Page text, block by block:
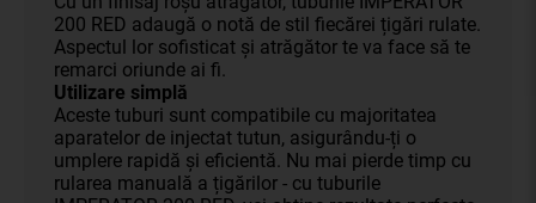
200 RED adaugă o notă de stil fiecărei țigări rulate.
Aspectul lor sofisticat și atrăgător te va face să te
remarci oriunde ai fi.
Utilizare simplă
Aceste tuburi sunt compatibile cu majoritatea
aparatelor de injectat tutun, asigurându-ți o
umplere rapidă și eficientă. Nu mai pierde timp cu
rularea manuală a țigărilor - cu tuburile